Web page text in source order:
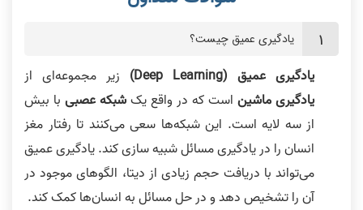
یادگیری عمیق چیست؟
یادگیری عمیق (Deep Learning)
زیر مجموعه‌ای از
یادگیری ماشین است که در واقع یکشبکه عصبی با بیش
از سه لایه است. این شبکه‌ها سعی می‌کنند تا رفتار مغز
انسان را در یادگیری مسائل شبیه سازی کند. یادگیری عمیق
می‌تواند با دریافت حجم زیادی از دیتا، الگوهای موجود در
آن را تشخیص دهد و در حل مسائل به انسان‌ها کمک کند.